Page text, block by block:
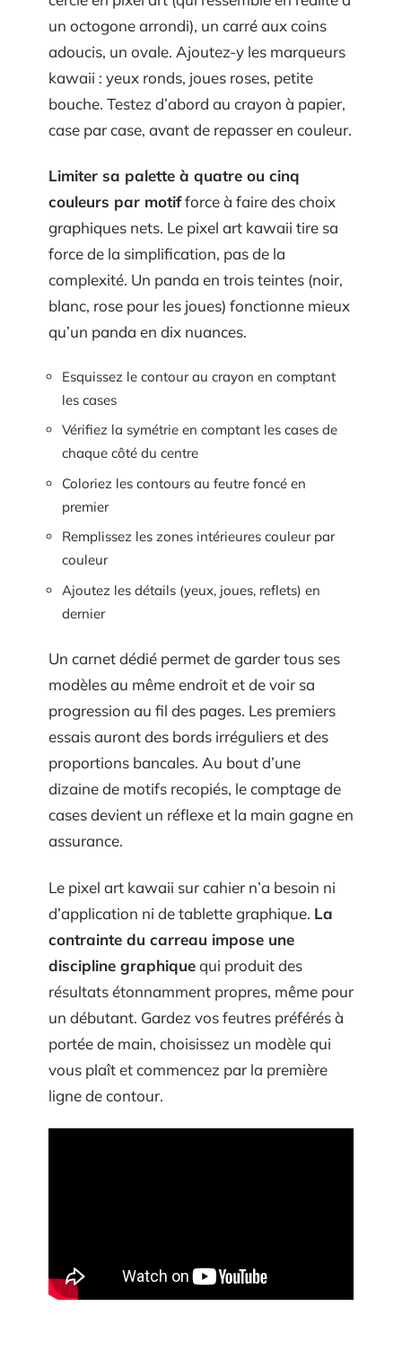
un octogone arrondi), un carré aux coins
adoucis, un ovale. Ajoutez-y les marqueurs
kawaii : yeux ronds, joues roses, petite
bouche. Testez d’abord au crayon à papier,
case par case, avant de repasser en couleur.
Limiter sa palette à quatre ou cinq
couleurs par motifforce à faire des choix
graphiques nets. Le pixel art kawaii tire sa
force de la simplification, pas de la
complexité. Un panda en trois teintes (noir,
blanc, rose pour les joues) fonctionne mieux
qu’un panda en dix nuances.
Esquissez le contour au crayon en comptant
les cases
Vérifiez la symétrie en comptant les cases de
chaque côté du centre
Coloriez les contours au feutre foncé en
premier
Remplissez les zones intérieures couleur par
couleur
Ajoutez les détails (yeux, joues, reflets) en
dernier
Un carnet dédié permet de garder tous ses
modèles au même endroit et de voir sa
progression au fil des pages. Les premiers
essais auront des bords irréguliers et des
proportions bancales. Au bout d’une
dizaine de motifs recopiés, le comptage de
cases devient un réflexe et la main gagne en
assurance.
Le pixel art kawaii sur cahier n’a besoin ni
d’application ni de tablette graphique. La
contrainte du carreau impose une
discipline graphiquequi produit des
résultats étonnamment propres, même pour
un débutant. Gardez vos feutres préférés à
portée de main, choisissez un modèle qui
vous plaît et commencez par la première
ligne de contour.